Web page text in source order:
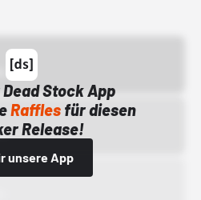
Stock App
Rafflesfür diesen
Release!
unsere App